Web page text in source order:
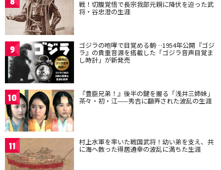
戦！切腹覚悟で長宗我部元親に降伏を迫った武
将・谷忠澄の生涯
9 ゴジラの咆哮で目覚める朝…1954年公開『ゴジ
ラ』の貴重音源を搭載した「ゴジラ音声目覚ま
し時計」が新発売
10 『豊臣兄弟！』後半の鍵を握る「浅井三姉妹」
茶々・初・江——秀吉に翻弄された波乱の生涯
11 村上水軍を率いた戦国武将！幼い弟を支え、共
に海へ散った得居通幸の波乱に満ちた生涯